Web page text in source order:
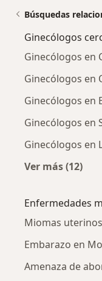
Búsquedas
Ginecólogos
Ginecólogos en
Ginecólogos en
Ginecólogos en
Ginecólogos en
Ginecólogos en
Ver más (12)
Enfermedades
Miomas
Embarazo en
Amenaza de